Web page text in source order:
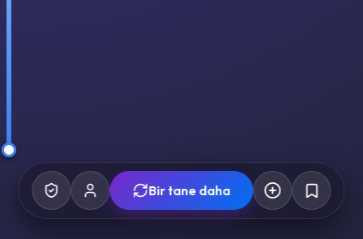
Bir tane daha